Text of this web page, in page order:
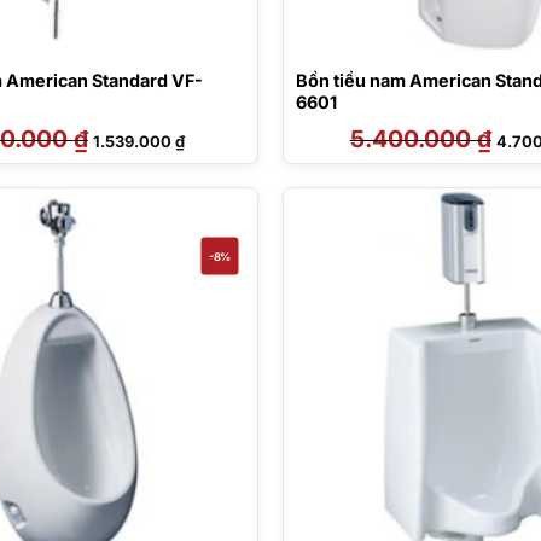
American Standard VF-
₫ Giá
gốc
là:
1.539.000₫Giá
hiện
tại
1.539.000 ₫.
Bồn tiểu nam American
6601
5.400.000₫ Giá
gốc
là:
-8%